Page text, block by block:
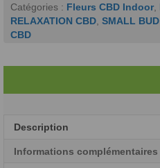
Catégories : Fleurs CBD Indoor,
RELAXATION CBD SMALL
CBD
Description
Informations complémentaires